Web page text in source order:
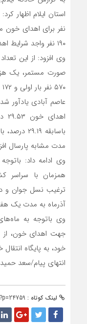
نفر برای اهدای خون
۱۹۰ نفر واجد شرایط اهدای خون بودند.
۵۷۰ نفر بار اولی و ۱۷۲ نفر زن بودند.
عاصم آبادی یادآور
مدت مشابه پارسال
همزمان با سراسر
ترغیب نسل جوان و
آذرماه به مدت یک
وی باتوجه به
جهت اهدای خون،
خود، به پایگاه
انتهای پیام/سعد
لینک کوتاه :